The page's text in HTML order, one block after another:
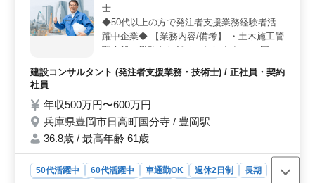
士
◆50代以上の方で発注者支援業務経験者活
躍中企業◆ 【業務内容/備考】 ・土木施工管
理全般の業務をお任せいたします。 ＊国、
術的な指導及び管理監督 ＊発注者との打ち
真管理、申請書類作成等。 ・交通費全額支
給(通いの方) ・単身用宿舎ご用意しておりま
す ・社用車支給(基本社用車ですがマイカー
◎公共、民間工事での土木施工管理 ◎各機
関での発注者支援業務 (現場管理、積算等)
建設コンサルタント (発注者支援業務・技術士) / 正社員・契約
社員
年収500万円〜600万円
兵庫県豊岡市日高町国分寺 / 豊岡駅
36.8歳 / 最高年齢 61歳
50代活躍中 60代活躍中 車通勤OK 週休2日制
長期